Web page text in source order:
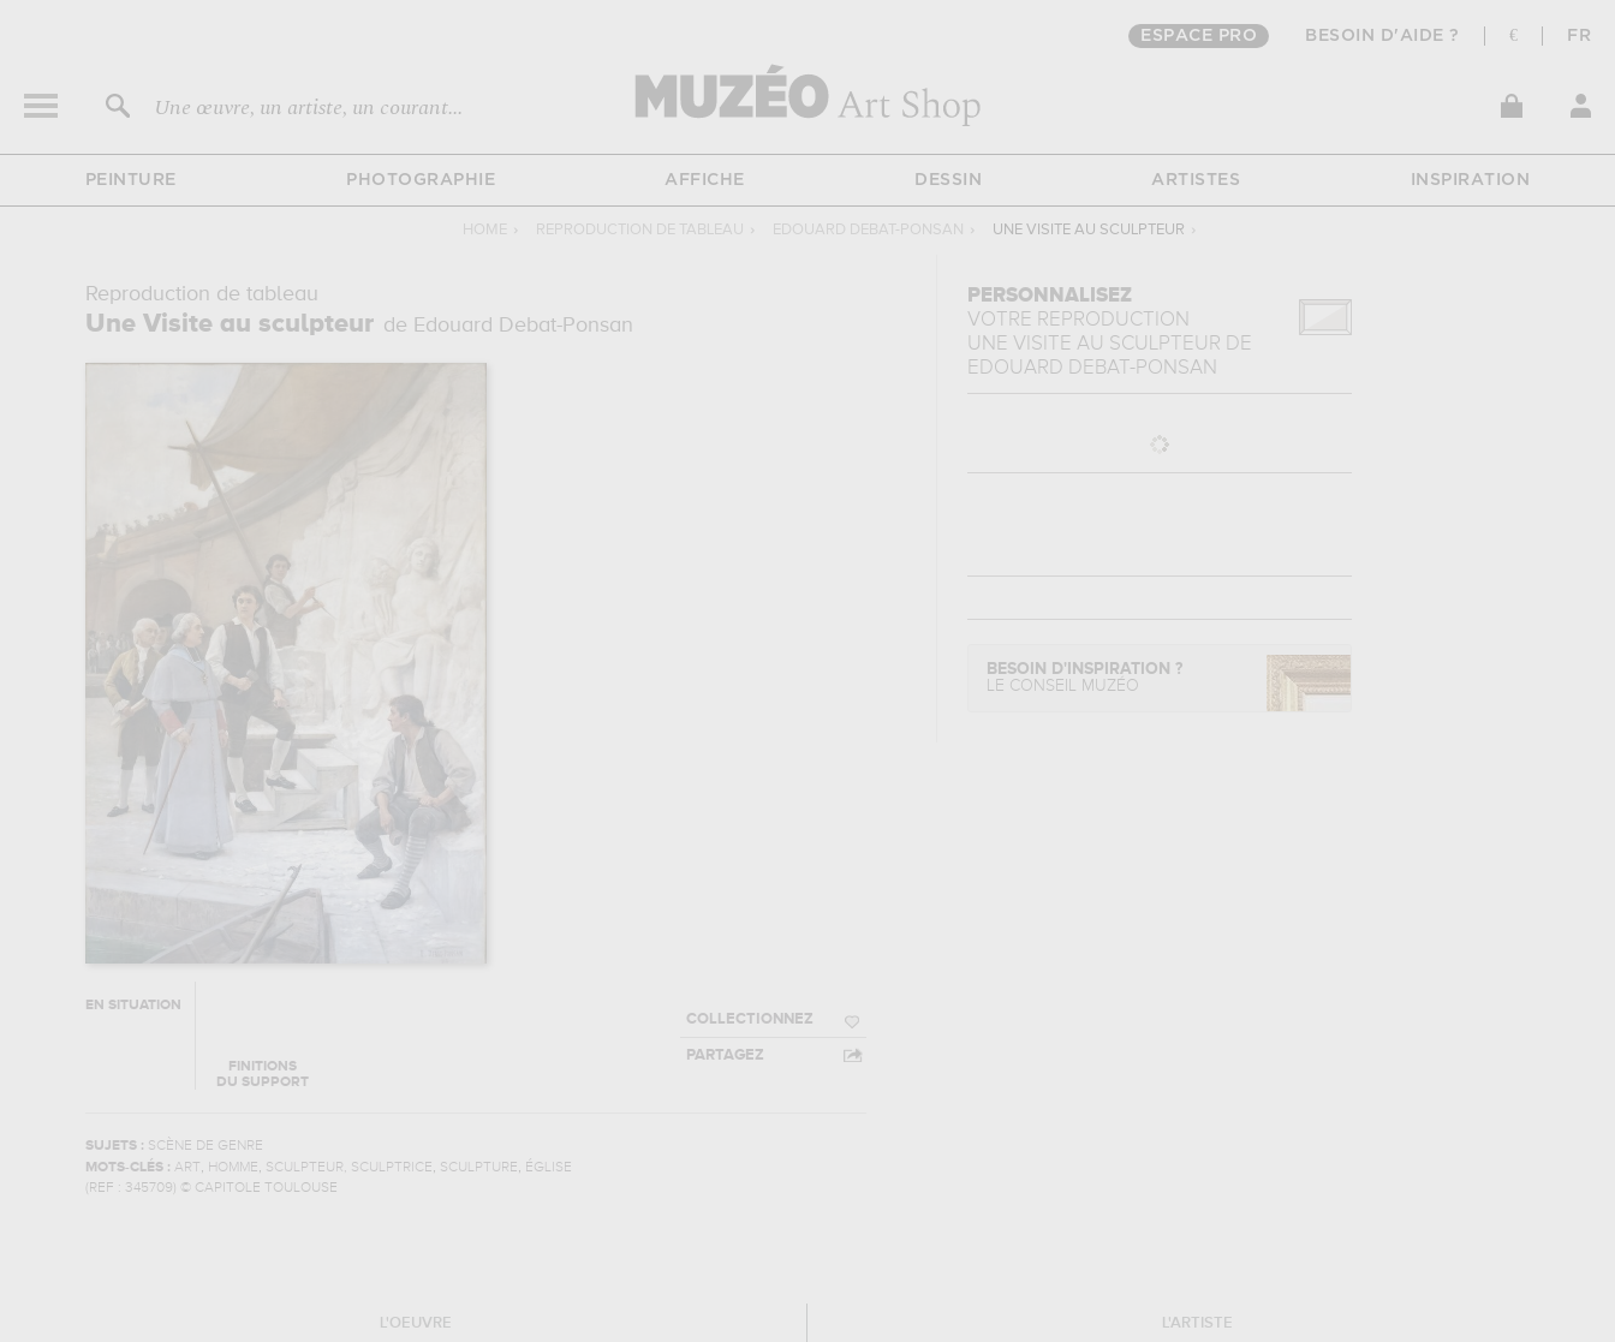
ESPACE PRO BESOIN D'AIDE ? € FR
Une œuvre, un artiste, un courant...
PEINTURE PHOTOGRAPHIE AFFICHE DESSIN ARTISTES INSPIRATION
HOME › REPRODUCTION DE TABLEAU › EDOUARD DEBAT-PONSAN › UNE VISITE AU SCULPTEUR ›
Reproduction de tableau
Une Visite au sculpteur de Edouard Debat-Ponsan
EN SITUATION
FINITIONS
DU SUPPORT
COLLECTIONNEZ
PARTAGEZ
SUJETS : SCÈNE DE GENRE
MOTS-CLÉS : ART, HOMME, SCULPTEUR, SCULPTRICE, SCULPTURE, ÉGLISE
(REF : 345709) © CAPITOLE TOULOUSE
PERSONNALISEZ
VOTRE REPRODUCTION
UNE VISITE AU SCULPTEUR DE
EDOUARD DEBAT-PONSAN
BESOIN D'INSPIRATION ?
LE CONSEIL MUZÉO
L'OEUVRE L'ARTISTE